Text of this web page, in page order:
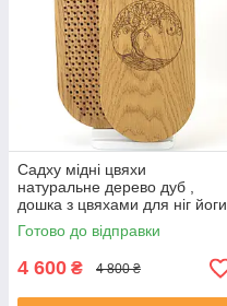
Садху мідні цвяхи
натуральне дерево дуб ,
дошка з цвяхами для ніг йоги
цвяхосояння овальна крок 10
мм для новачків
Готово до відправки
4 600 ₴ 4 800 ₴